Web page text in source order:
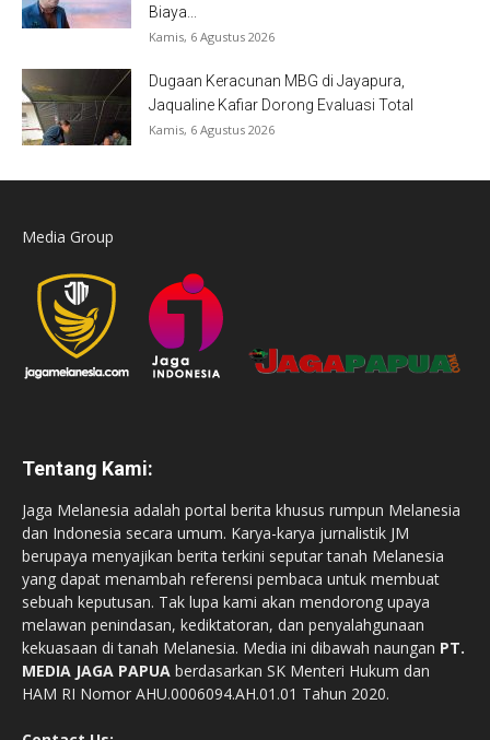
Biaya...
Kamis, 6 Agustus 2026
Dugaan Keracunan MBG di Jayapura,
Jaqualine Kafiar Dorong Evaluasi Total
Kamis, 6 Agustus 2026
Media Group
Tentang Kami:
Jaga Melanesia adalah portal berita khusus rumpun Melanesia
dan Indonesia secara umum. Karya-karya jurnalistik JM
berupaya menyajikan berita terkini seputar tanah Melanesia
yang dapat menambah referensi pembaca untuk membuat
sebuah keputusan. Tak lupa kami akan mendorong upaya
melawan penindasan, kediktatoran, dan penyalahgunaan
kekuasaan di tanah Melanesia. Media ini dibawah naungan PT.
MEDIA JAGA PAPUA berdasarkan SK Menteri Hukum dan
HAM RI Nomor AHU.0006094.AH.01.01 Tahun 2020.